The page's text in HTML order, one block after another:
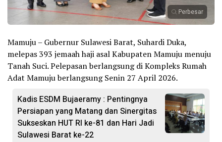
Perbesar
Mamuju – Gubernur Sulawesi Barat, Suhardi Duka,
melepas 393 jemaah haji asal Kabupaten Mamuju menuju
Tanah Suci. Pelepasan berlangsung di Kompleks Rumah
Adat Mamuju berlangsung Senin 27 April 2026.
Kadis ESDM Bujaeramy : Pentingnya
Persiapan yang Matang dan Sinergitas
Sukseskan HUT RI ke-81 dan Hari Jadi
Sulawesi Barat ke-22